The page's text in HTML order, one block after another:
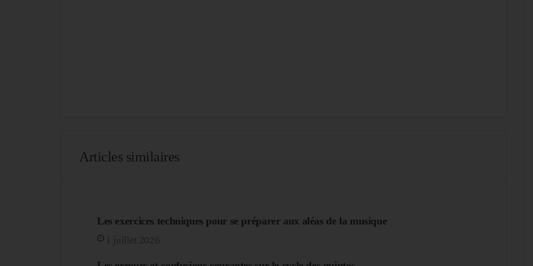
Articles similaires
Les exercices techniques pour se préparer aux aléas de la musique